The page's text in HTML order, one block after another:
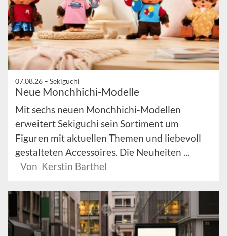
07.08.26 – Sekiguchi
Neue Monchhichi-Modelle
Mit sechs neuen Monchhichi-Modellen
erweitert Sekiguchi sein Sortiment um
Figuren mit aktuellen Themen und liebevoll
gestalteten Accessoires. Die Neuheiten ...
Von Kerstin Barthel